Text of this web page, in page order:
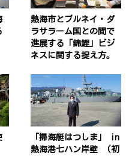
熱海市とブルネイ・ダ
ラサラーム国との間で
進展する「錦鯉」ビジ
ネスに関する捉え方。
「掃海艇はつしま」 in
熱海港七ハン岸壁 (初